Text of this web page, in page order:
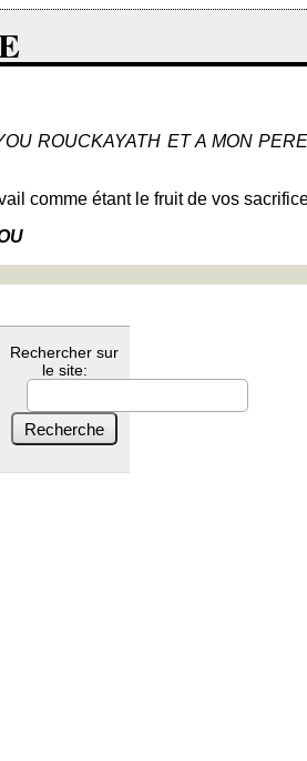
ROUCKAYATH ET A MON
comme étant le fruit de vos
Rechercher sur
le site: